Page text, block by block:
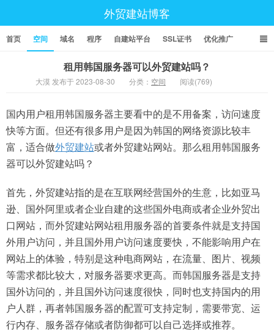
外贸建站博客
首页 空间 域名 程序 自建站平台 SSL证书 优化推广
租用韩国服务器可以外贸建站吗？
大漠 发布于 2023-08-30 分类： 空间 阅读(769)
国内用户租用韩国服务器主要看中的是不用备案，访问速度
快等方面。但还有很多用户是因为韩国的网络资源比较丰
富，适合做外贸建站或者外贸建站网站。那么租用韩国服务
器可以外贸建站吗？
首先，外贸建站指的是在互联网经营国外的生意，比如亚马
逊、国外阿里或者企业自建的这些国外电商或者企业外贸出
口网站，而外贸建站网站租用服务器的首要条件就是支持国
外用户访问，并且国外用户访问速度要快，不能影响用户在
网站上的体验，特别是这种电商网站，在流量、图片、视频
等需求都比较大，对服务器要求更高。而韩国服务器是支持
国外访问的，并且国外访问速度很快，同时也支持国内的用
户人群，再者韩国服务器的配置可支持定制，需要带宽、运
行内存、服务器存储或者防御都可以自己选择或推荐。